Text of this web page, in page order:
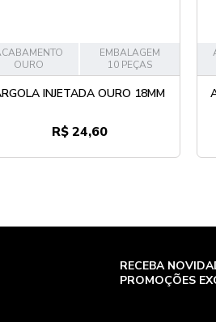
OURO
EMBALAGEM
10 PEÇAS
INJETADA OURO 18MM
R$ 24,60
RECEBA
PROMOÇÕES